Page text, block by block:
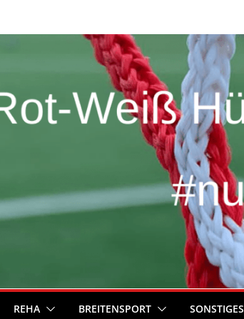
REHA BREITENSPORT SONSTIGES